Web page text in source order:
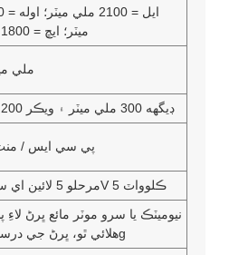
ميٽر؛ ايڇ = 1800 ملي ميٽر
20-50 ملي
ڊيگهه 300 ملي ميٽر ۽ ويڪر 200 ملي ميٽر
≤85-90 پي سي ايس /
3 مرحلو 5 لائين اي سي 380V 5 ڪلوواٽ
نيوميٽڪ يا سرو موٽر مائع ڀرڻ
هلائي ٿو، ڀرڻ جي درستگي ±0.2g